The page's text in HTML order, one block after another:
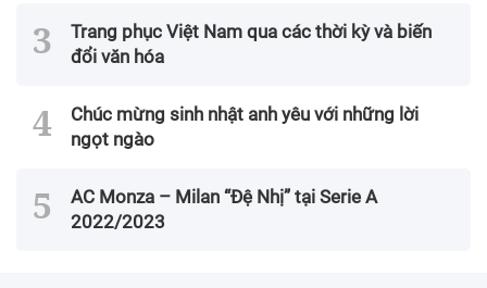
Trang phục Việt Nam qua các thời kỳ và biến
đổi văn hóa
Chúc mừng sinh nhật anh yêu với những lời
ngọt ngào
AC Monza – Milan “Đệ Nhị” tại Serie A
2022/2023